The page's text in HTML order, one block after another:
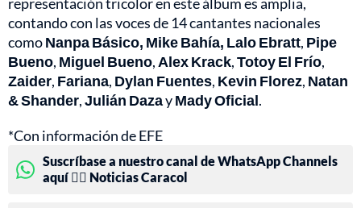
contando con las voces de 14 cantantes nacionales
comoNanpa Básico, Mike Bahía, Lalo Ebratt, Pipe
Bueno, Miguel Bueno, Alex Krack,Totoy El Frío,
Zaider, Fariana, Dylan Fuentes, Kevin Florez, Natan
& Shander,Julián DazayMady Oficial.
*Con información de EFE
Suscríbase a nuestro canal de WhatsApp Channels
aquí 👉🏻 Noticias Caracol